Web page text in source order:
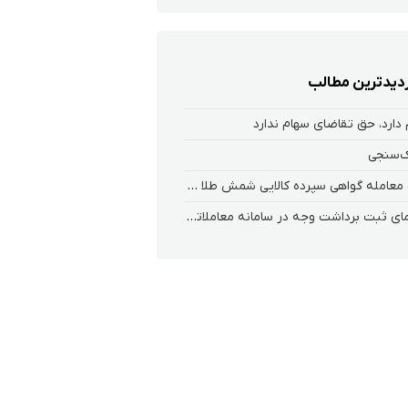
مطالب
دارد، حق تقاضای سهام ندارد
نحوه معامله گواهی سپرده کالایی شمش طلا در فارابی
راهنمای ثبت برداشت وجه در سامانه معاملاتی ریواس